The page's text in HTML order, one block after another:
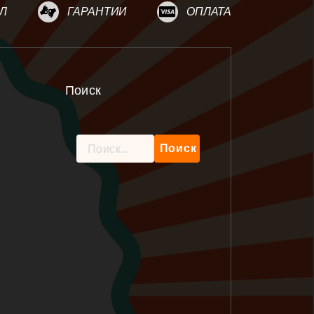
ГАРАНТИИ ОПЛАТА
Поиск
Найти: